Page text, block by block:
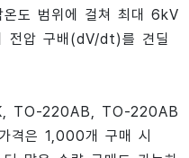
도 범위에 걸쳐 최대 6kV
전압 구배(dV/dt)를 견딜
TO-220AB, TO-220AB
격은 1,000개 구매 시